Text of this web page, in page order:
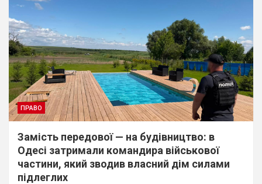
ПРАВО
Замість передової — на будівництво: в
Одесі затримали командира військової
частини, який зводив власний дім силами
підлеглих